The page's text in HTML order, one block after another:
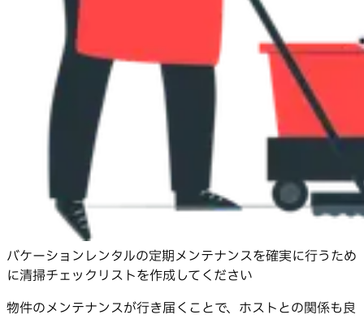
バケーションレンタルの定期メンテナンスを確実に行うため
に清掃チェックリストを作成してください
物件のメンテナンスが行き届くことで、ホストとの関係も良